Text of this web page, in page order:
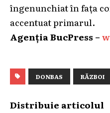
îngenunchiat în fața
accentuat primarul.
Agenția BucPress –
DONBAS RĂZBOI
Distribuie articolul